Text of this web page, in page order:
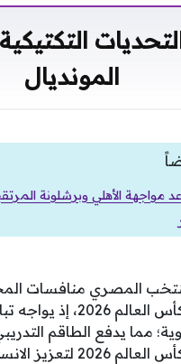
المونديال
مواجهة الأهلي وبرشلونة
المصري منافسات
الاستعداد لكأس العالم
مما يدفع الطاقم
الاستعداد لكأس العالم